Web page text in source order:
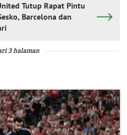
Tutup Rapat Pintu
Barcelona dan
3 halaman